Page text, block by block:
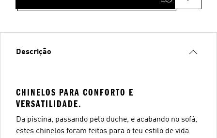
Descrição
CHINELOS PARA CONFORTO E
VERSATILIDADE.
Da piscina, passando pelo duche, e acabando no sofá,
estes chinelos foram feitos para o teu estilo de vida